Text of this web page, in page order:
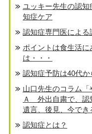
ユッキー先生の認
知症ケア
認知症専門医によ
ポイントは食生活
は・・・
認知症予防は40代か
山口先生のコラム
Ａ 外出自粛で、認
遺言、後見、今で
認知症とは？